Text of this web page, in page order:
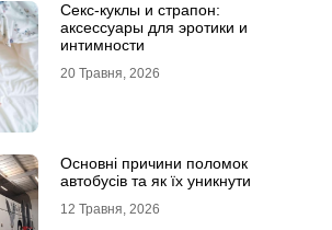
Секс-куклы и страпон:
аксессуары для эротики и
интимности
20 Травня, 2026
Основні причини поломок
автобусів та як їх уникнути
12 Травня, 2026